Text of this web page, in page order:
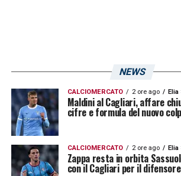
NEWS
CALCIOMERCATO 2 ore ago Elia
Maldini al Cagliari, affare
cifre e formula del nuovo
CALCIOMERCATO 2 ore ago Elia
Zappa resta in orbita
con il Cagliari per il difensore